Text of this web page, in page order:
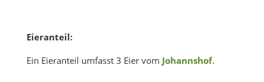
Eieranteil:
Ein Eieranteil umfasst 3 Eier vom Johannshof.